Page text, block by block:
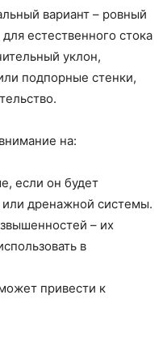
вариант – ровный
естественного стока
уклон,
подпорные стенки,
на:
если он будет
или дренажной системы.
– их
в
привести к